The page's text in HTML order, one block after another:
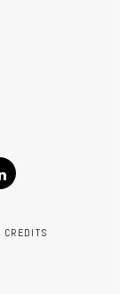
CREDITS